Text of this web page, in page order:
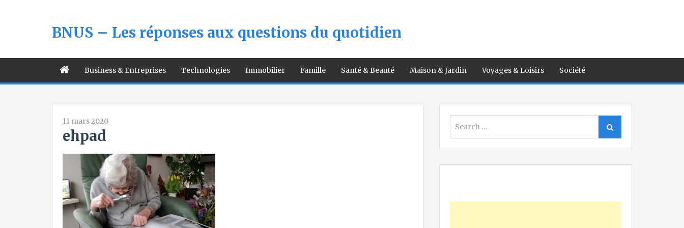
BNUS – Les réponses aux questions du quotidien
Business & Entreprises Technologies Immobilier Famille Santé & Beauté Maison & Jardin Voyages & Loisirs Société
11 mars 2020
ehpad
for:
Search